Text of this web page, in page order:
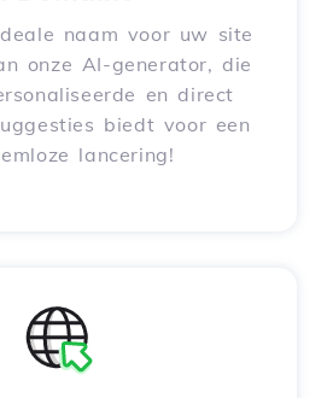
naam voor uw site
onze AI-generator, die
en direct
biedt voor een
lancering!